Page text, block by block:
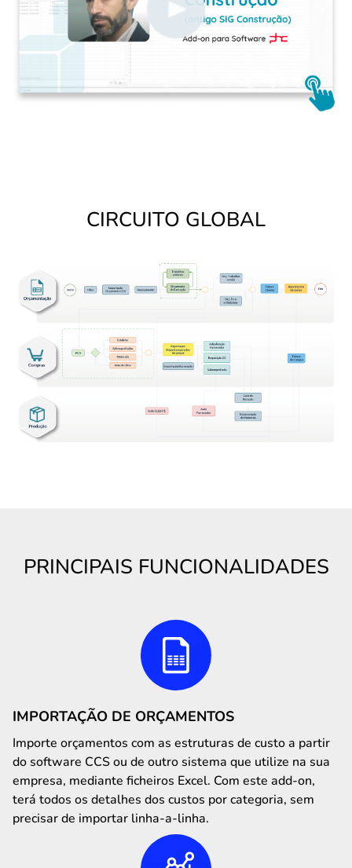
CIRCUITO GLOBAL
PRINCIPAIS FUNCIONALIDADES
IMPORTAÇÃO DE ORÇAMENTOS
Importe orçamentos com as estruturas de custo a partir
do software CCS ou de outro sistema que utilize na sua
empresa, mediante ficheiros Excel. Com este add-on,
terá todos os detalhes dos custos por categoria, sem
precisar de importar linha-a-linha.